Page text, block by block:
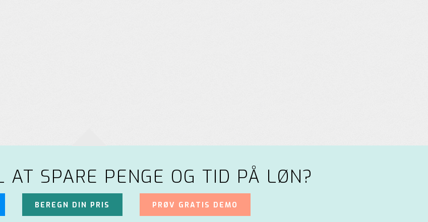
AT SPARE PENGE OG TID PÅ LØN?
BEREGN DIN PRIS PRØV GRATIS DEMO